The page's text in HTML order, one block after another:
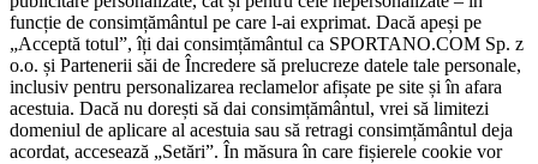
funcție de consimțământul pe care l-ai exprimat. Dacă apeși pe
„Acceptă totul”, îți dai consimțământul ca SPORTANO.COM Sp. z
o.o. și Partenerii săi de Încredere să prelucreze datele tale personale,
inclusiv pentru personalizarea reclamelor afișate pe site și în afara
acestuia. Dacă nu dorești să dai consimțământul, vrei să limitezi
domeniul de aplicare al acestuia sau să retragi consimțământul deja
acordat, accesează „Setări”. În măsura în care fișierele cookie vor